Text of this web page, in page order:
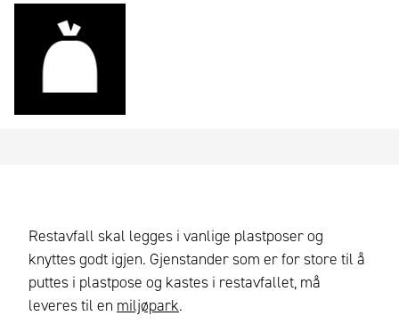
Restavfall skal legges i vanlige plastposer og
knyttes godt igjen. Gjenstander som er for store til å
puttes i plastpose og kastes i restavfallet, må
leveres til en miljøpark.